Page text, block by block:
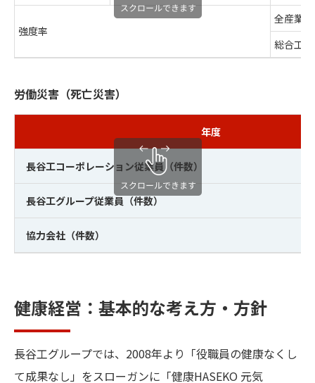
強度率
全産業
総合工
労働災害（死亡災害）
年度
長谷工コーポレーション従業員（件数）
長谷工グループ従業員（件数）
協力会社（件数）
健康経営：基本的な考え方・方針
長谷工グループでは、2008年より「役職員の健康なくし
て成果なし」をスローガンに「健康HASEKO 元気